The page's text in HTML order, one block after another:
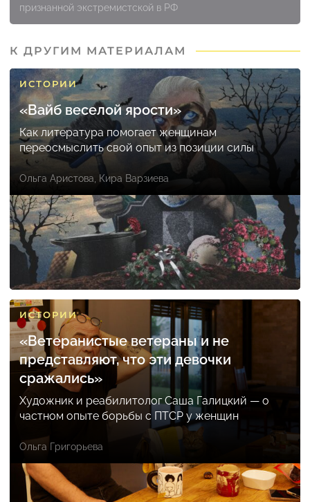
признанной экстремистской в РФ
К ДРУГИМ МАТЕРИАЛАМ
ИСТОРИИ
«Вайб веселой ярости»
Как литература помогает женщинам
переосмыслить свой опыт из позиции силы
Ольга Аристова Кира Варзиева
ИСТОРИИ
«Ветеранистые ветераны и не
представляют, что эти девочки
сражались»
Художник и реабилитолог Саша Галицкий — о
частном опыте борьбы с ПТСР у женщин
Ольга Григорьева